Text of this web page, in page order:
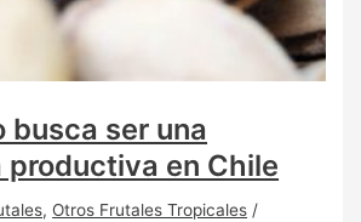
busca ser una
en Chile
, Otros Frutales Tropicales /